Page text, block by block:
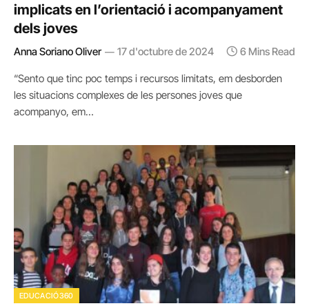
implicats en l’orientació i acompanyament
dels joves
Anna Soriano Oliver 17 d'octubre de 2024 6 Mins Read
“Sento que tinc poc temps i recursos limitats, em desborden
les situacions complexes de les persones joves que
acompanyo, em…
EDUCACIÓ360